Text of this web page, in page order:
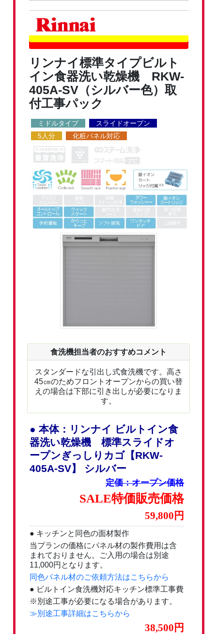
リンナイ標準タイプビルト
イン食器洗い乾燥機 RKW-
405A-SV（シルバー色）取
付工事パック
ミドルタイプ
スライドオープン
5人分
化粧パネル対応
食洗機担当者のおすすめコメント
スタンダードな引出し式食洗機です。高さ
45㎝のためフロントオープンからの買い替
えの場合は下部に引き出しが必要になりま
す。
● 本体：リンナイ ビルトイン食
器洗い乾燥機 標準スライドオ
ープンぎっしりカゴ【RKW-
405A-SV】 シルバー
定価：オープン価格
SALE特価販売価格
59,800円
● キッチンと同色の面材製作
当プランの価格にパネル材の製作費用は含
まれておりません。ご入用の場合は別途
11,000円となります。
同色パネル材のご依頼方法はこちらから
● ビルトイン食洗機対応キッチン標準工事費
※別途工事が必要になる場合があります。
≫別途工事詳細はこちらから
38,500